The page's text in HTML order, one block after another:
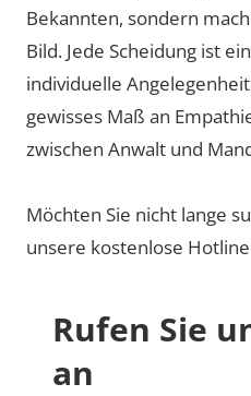
Bekannten, sondern
Bild. Jede Scheidung ist
individuelle
gewisses Maß an
zwischen Anwalt und
Möchten Sie nicht lange
unsere kostenlose
Rufen Sie
an